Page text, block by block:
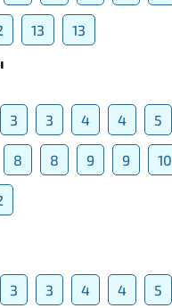
13
13
3 3 4 4 5
8 8 9 9 10
3 3 4 4 5